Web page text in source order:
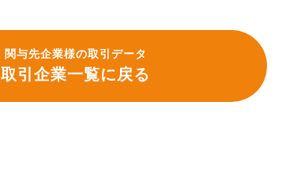
関与先企業様の取引データ
取引企業一覧に戻る